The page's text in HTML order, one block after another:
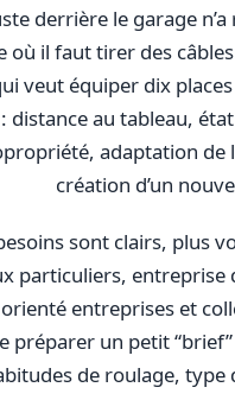
derrière le garage
où il faut tirer des
veut équiper dix
distance au tableau,
adaptation de
création d’un
sont clairs, plus
particuliers,
entreprises et
préparer un petit
de roulage,